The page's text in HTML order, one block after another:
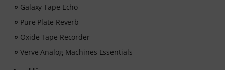
Galaxy Tape Echo
Pure Plate Reverb
Oxide Tape Recorder
Verve Analog Machines Essentials